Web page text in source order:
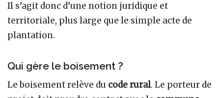
Il s’agit donc d’une notion juridique et
territoriale, plus large que le simple acte de
plantation.
Qui gère le boisement ?
Le boisement relève du code rural. Le porteur de